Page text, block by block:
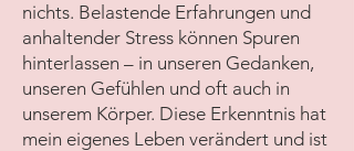
nichts. Belastende Erfahrungen und
anhaltender Stress können Spuren
hinterlassen – in unseren Gedanken,
unseren Gefühlen und oft auch in
unserem Körper. Diese Erkenntnis hat
mein eigenes Leben verändert und ist